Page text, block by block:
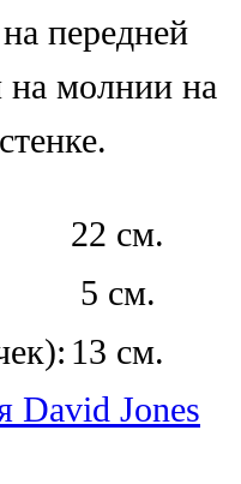
передней
на молнии на
22 см.
5 см.
13 см.